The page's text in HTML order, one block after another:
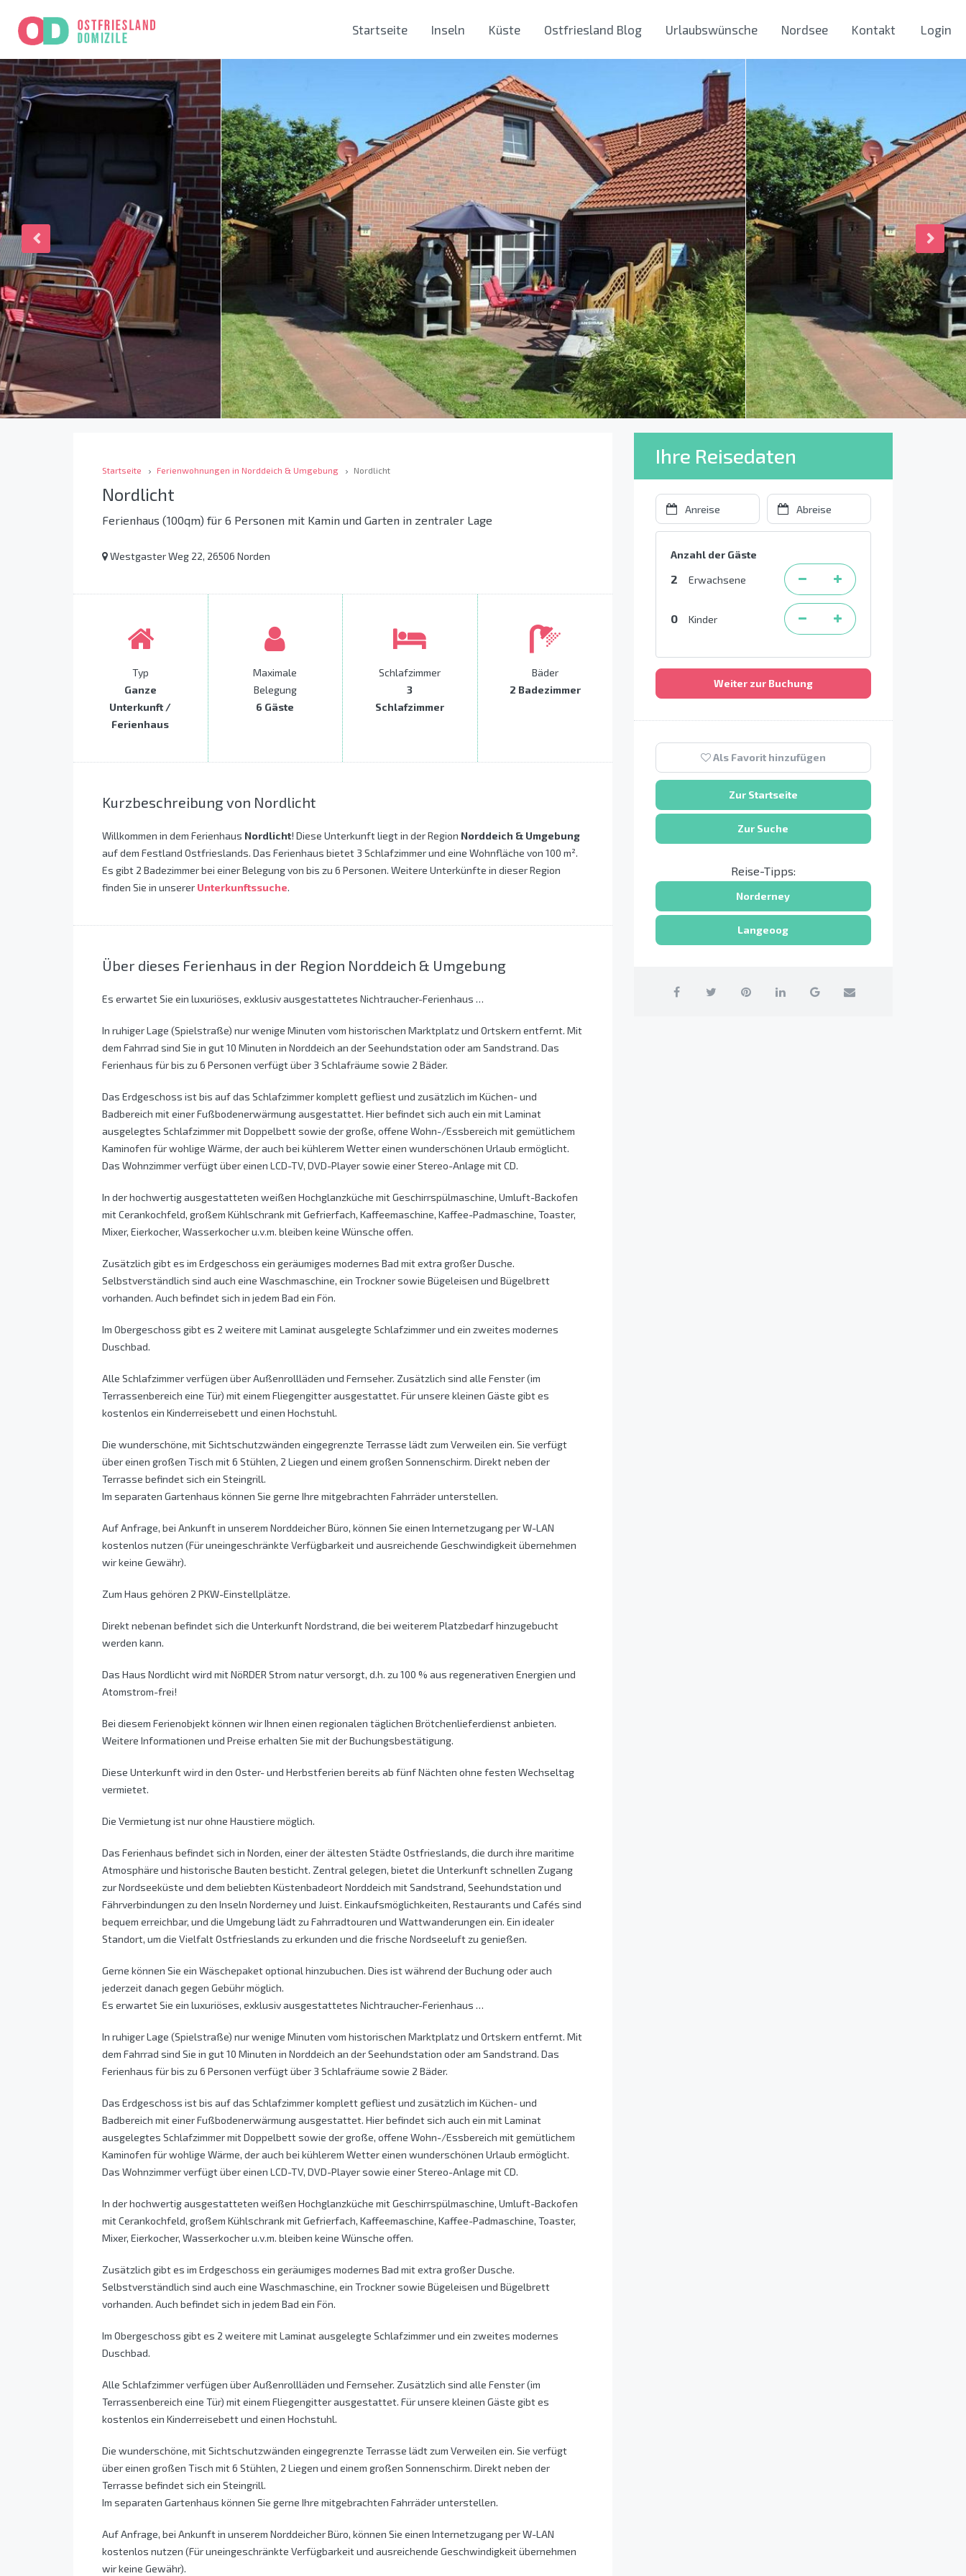
Startseite Inseln Küste Ostfriesland Blog Urlaubswünsche Nordsee Kontakt Login
Startseite Ferienwohnungen in Norddeich & Umgebung Nordlicht
Nordlicht
Ferienhaus (100qm) für 6 Personen mit Kamin und Garten in zentraler Lage
Westgaster Weg 22, 26506 Norden
Typ
Ganze
Unterkunft /
Ferienhaus
Maximale
Belegung
6 Gäste
Schlafzimmer
3
Schlafzimmer
Bäder
2 Badezimmer
Kurzbeschreibung von Nordlicht
Willkommen in dem Ferienhaus Nordlicht! Diese Unterkunft liegt in der Region Norddeich & Umgebung
auf dem Festland Ostfrieslands. Das Ferienhaus bietet 3 Schlafzimmer und eine Wohnfläche von 100 m².
Es gibt 2 Badezimmer bei einer Belegung von bis zu 6 Personen. Weitere Unterkünfte in dieser Region
finden Sie in unserer Unterkunftssuche.
Über dieses Ferienhaus in der Region Norddeich & Umgebung
Es erwartet Sie ein luxuriöses, exklusiv ausgestattetes Nichtraucher-Ferienhaus …
In ruhiger Lage (Spielstraße) nur wenige Minuten vom historischen Marktplatz und Ortskern entfernt. Mit
dem Fahrrad sind Sie in gut 10 Minuten in Norddeich an der Seehundstation oder am Sandstrand. Das
Ferienhaus für bis zu 6 Personen verfügt über 3 Schlafräume sowie 2 Bäder.
Das Erdgeschoss ist bis auf das Schlafzimmer komplett gefliest und zusätzlich im Küchen- und
Badbereich mit einer Fußbodenerwärmung ausgestattet. Hier befindet sich auch ein mit Laminat
ausgelegtes Schlafzimmer mit Doppelbett sowie der große, offene Wohn-/Essbereich mit gemütlichem
Kaminofen für wohlige Wärme, der auch bei kühlerem Wetter einen wunderschönen Urlaub ermöglicht.
Das Wohnzimmer verfügt über einen LCD-TV, DVD-Player sowie einer Stereo-Anlage mit CD.
In der hochwertig ausgestatteten weißen Hochglanzküche mit Geschirrspülmaschine, Umluft-Backofen
mit Cerankochfeld, großem Kühlschrank mit Gefrierfach, Kaffeemaschine, Kaffee-Padmaschine, Toaster,
Mixer, Eierkocher, Wasserkocher u.v.m. bleiben keine Wünsche offen.
Zusätzlich gibt es im Erdgeschoss ein geräumiges modernes Bad mit extra großer Dusche.
Selbstverständlich sind auch eine Waschmaschine, ein Trockner sowie Bügeleisen und Bügelbrett
vorhanden. Auch befindet sich in jedem Bad ein Fön.
Im Obergeschoss gibt es 2 weitere mit Laminat ausgelegte Schlafzimmer und ein zweites modernes
Duschbad.
Alle Schlafzimmer verfügen über Außenrollläden und Fernseher. Zusätzlich sind alle Fenster (im
Terrassenbereich eine Tür) mit einem Fliegengitter ausgestattet. Für unsere kleinen Gäste gibt es
kostenlos ein Kinderreisebett und einen Hochstuhl.
Die wunderschöne, mit Sichtschutzwänden eingegrenzte Terrasse lädt zum Verweilen ein. Sie verfügt
über einen großen Tisch mit 6 Stühlen, 2 Liegen und einem großen Sonnenschirm. Direkt neben der
Terrasse befindet sich ein Steingrill.
Im separaten Gartenhaus können Sie gerne Ihre mitgebrachten Fahrräder unterstellen.
Auf Anfrage, bei Ankunft in unserem Norddeicher Büro, können Sie einen Internetzugang per W-LAN
kostenlos nutzen (Für uneingeschränkte Verfügbarkeit und ausreichende Geschwindigkeit übernehmen
wir keine Gewähr).
Zum Haus gehören 2 PKW-Einstellplätze.
Direkt nebenan befindet sich die Unterkunft Nordstrand, die bei weiterem Platzbedarf hinzugebucht
werden kann.
Das Haus Nordlicht wird mit NöRDER Strom natur versorgt, d.h. zu 100 % aus regenerativen Energien und
Atomstrom-frei!
Bei diesem Ferienobjekt können wir Ihnen einen regionalen täglichen Brötchenlieferdienst anbieten.
Weitere Informationen und Preise erhalten Sie mit der Buchungsbestätigung.
Diese Unterkunft wird in den Oster- und Herbstferien bereits ab fünf Nächten ohne festen Wechseltag
vermietet.
Die Vermietung ist nur ohne Haustiere möglich.
Das Ferienhaus befindet sich in Norden, einer der ältesten Städte Ostfrieslands, die durch ihre maritime
Atmosphäre und historische Bauten besticht. Zentral gelegen, bietet die Unterkunft schnellen Zugang
zur Nordseeküste und dem beliebten Küstenbadeort Norddeich mit Sandstrand, Seehundstation und
Fährverbindungen zu den Inseln Norderney und Juist. Einkaufsmöglichkeiten, Restaurants und Cafés sind
bequem erreichbar, und die Umgebung lädt zu Fahrradtouren und Wattwanderungen ein. Ein idealer
Standort, um die Vielfalt Ostfrieslands zu erkunden und die frische Nordseeluft zu genießen.
Gerne können Sie ein Wäschepaket optional hinzubuchen. Dies ist während der Buchung oder auch
jederzeit danach gegen Gebühr möglich.
Es erwartet Sie ein luxuriöses, exklusiv ausgestattetes Nichtraucher-Ferienhaus …
In ruhiger Lage (Spielstraße) nur wenige Minuten vom historischen Marktplatz und Ortskern entfernt. Mit
dem Fahrrad sind Sie in gut 10 Minuten in Norddeich an der Seehundstation oder am Sandstrand. Das
Ferienhaus für bis zu 6 Personen verfügt über 3 Schlafräume sowie 2 Bäder.
Das Erdgeschoss ist bis auf das Schlafzimmer komplett gefliest und zusätzlich im Küchen- und
Badbereich mit einer Fußbodenerwärmung ausgestattet. Hier befindet sich auch ein mit Laminat
ausgelegtes Schlafzimmer mit Doppelbett sowie der große, offene Wohn-/Essbereich mit gemütlichem
Kaminofen für wohlige Wärme, der auch bei kühlerem Wetter einen wunderschönen Urlaub ermöglicht.
Das Wohnzimmer verfügt über einen LCD-TV, DVD-Player sowie einer Stereo-Anlage mit CD.
In der hochwertig ausgestatteten weißen Hochglanzküche mit Geschirrspülmaschine, Umluft-Backofen
mit Cerankochfeld, großem Kühlschrank mit Gefrierfach, Kaffeemaschine, Kaffee-Padmaschine, Toaster,
Mixer, Eierkocher, Wasserkocher u.v.m. bleiben keine Wünsche offen.
Zusätzlich gibt es im Erdgeschoss ein geräumiges modernes Bad mit extra großer Dusche.
Selbstverständlich sind auch eine Waschmaschine, ein Trockner sowie Bügeleisen und Bügelbrett
vorhanden. Auch befindet sich in jedem Bad ein Fön.
Im Obergeschoss gibt es 2 weitere mit Laminat ausgelegte Schlafzimmer und ein zweites modernes
Duschbad.
Alle Schlafzimmer verfügen über Außenrollläden und Fernseher. Zusätzlich sind alle Fenster (im
Terrassenbereich eine Tür) mit einem Fliegengitter ausgestattet. Für unsere kleinen Gäste gibt es
kostenlos ein Kinderreisebett und einen Hochstuhl.
Die wunderschöne, mit Sichtschutzwänden eingegrenzte Terrasse lädt zum Verweilen ein. Sie verfügt
über einen großen Tisch mit 6 Stühlen, 2 Liegen und einem großen Sonnenschirm. Direkt neben der
Terrasse befindet sich ein Steingrill.
Im separaten Gartenhaus können Sie gerne Ihre mitgebrachten Fahrräder unterstellen.
Auf Anfrage, bei Ankunft in unserem Norddeicher Büro, können Sie einen Internetzugang per W-LAN
kostenlos nutzen (Für uneingeschränkte Verfügbarkeit und ausreichende Geschwindigkeit übernehmen
wir keine Gewähr).
Ihre Reisedaten
Anzahl der Gäste
2 Erwachsene
0 Kinder
Weiter zur Buchung
Als Favorit hinzufügen
Zur Startseite
Zur Suche
Reise-Tipps:
Norderney
Langeoog